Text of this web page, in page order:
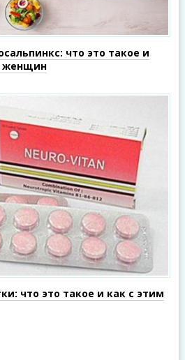
что это такое и
женщин
что это такое и как с этим